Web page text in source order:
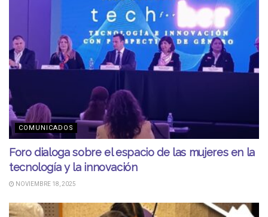
COMUNICADOS
Foro dialoga sobre el espacio de las mujeres en la
tecnología y la innovación
NOVIEMBRE 18, 2025